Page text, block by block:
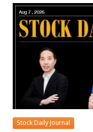
Stock Daily Journal